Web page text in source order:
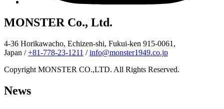
MONSTER Co., Ltd.
4-36 Horikawacho, Echizen-shi, Fukui-ken 915-0061,
Japan /+81-778-23-1211 /info@monster1949.co.jp
Copyright MONSTER CO.,LTD. All Rights Reserved.
News